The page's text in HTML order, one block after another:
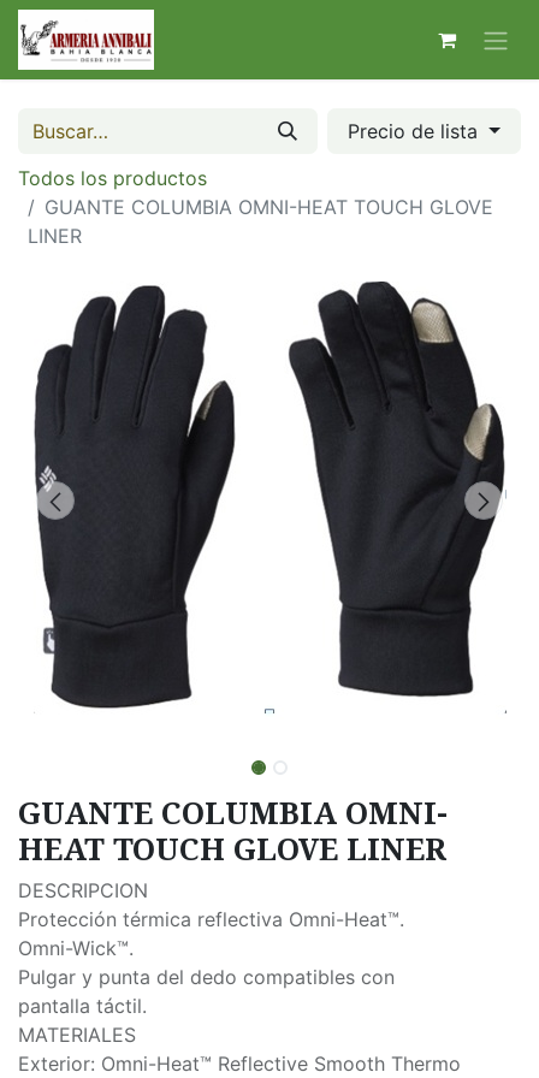
Precio de lista
Todos los productos
GUANTE COLUMBIA OMNI-HEAT TOUCH GLOVE
LINER
GUANTE COLUMBIA OMNI-
HEAT TOUCH GLOVE LINER
DESCRIPCION
Protección térmica reflectiva Omni-Heat™.
Omni-Wick™.
Pulgar y punta del dedo compatibles con
pantalla táctil.
MATERIALES
Exterior: Omni-Heat™ Reflective Smooth Thermo